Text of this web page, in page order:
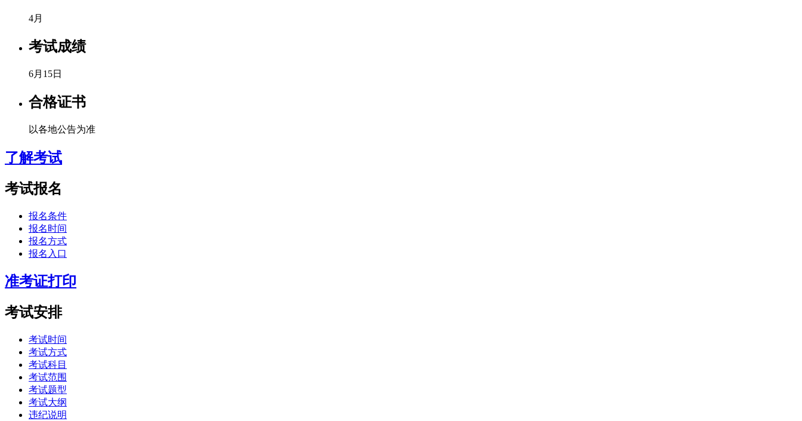
4月
考试成绩
6月15日
合格证书
以各地公告为准
了解考试
考试报名
报名条件
报名时间
报名方式
报名入口
准考证打印
考试安排
考试时间
考试方式
考试科目
考试范围
考试题型
考试大纲
违纪说明